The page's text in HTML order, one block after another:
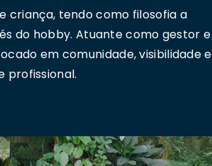
criança, tendo como filosofia a
do hobby. Atuante como gestor e
em comunidade, visibilidade e
profissional.